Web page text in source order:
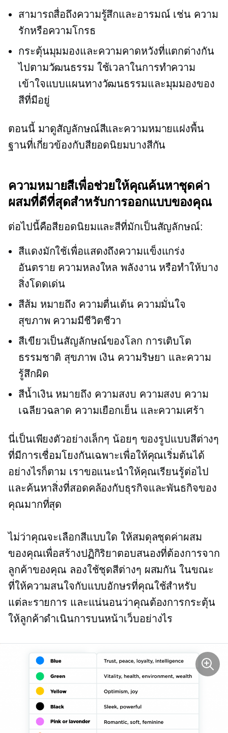
สามารถสื่อถึงความรู้สึกและอารมณ์ เช่น ความ
รักหรือความโกรธ
กระตุ้นมุมมองและความคาดหวังที่แตกต่างกัน
ไปตามวัฒนธรรม ใช้เวลาในการทำความ
เข้าใจแบบแผนทางวัฒนธรรมและมุมมองของ
สีที่มีอยู่
ตอนนี้ มาดูสัญลักษณ์สีและความหมายแฝงพื้น
ฐานที่เกี่ยวข้องกับสียอดนิยมบางสีกัน
ความหมายสีเพื่อช่วยให้คุณค้นหาชุดค่า
ผสมที่ดีที่สุดสำหรับการออกแบบของคุณ
ต่อไปนี้คือสียอดนิยมและสีที่มักเป็นสัญลักษณ์:
สีแดงมักใช้เพื่อแสดงถึงความแข็งแกร่ง
อันตราย ความหลงใหล พลังงาน หรือทำให้บาง
สิ่งโดดเด่น
สีส้ม หมายถึง ความตื่นเต้น ความมั่นใจ
สุขภาพ ความมีชีวิตชีวา
สีเขียวเป็นสัญลักษณ์ของโลก การเติบโต
ธรรมชาติ สุขภาพ เงิน ความริษยา และความ
รู้สึกผิด
สีน้ำเงิน หมายถึง ความสงบ ความสงบ ความ
เฉลียวฉลาด ความเยือกเย็น และความเศร้า
นี่เป็นเพียงตัวอย่างเล็กๆ น้อยๆ ของรูปแบบสีต่างๆ
ที่มีการเชื่อมโยงกันเฉพาะเพื่อให้คุณเริ่มต้นได้
อย่างไรก็ตาม เราขอแนะนำให้คุณเรียนรู้ต่อไป
และค้นหาสิ่งที่สอดคล้องกับธุรกิจและพันธกิจของ
คุณมากที่สุด
ไม่ว่าคุณจะเลือกสีแบบใด ให้สมดุลชุดค่าผสม
ของคุณเพื่อสร้างปฏิกิริยาตอบสนองที่ต้องการจาก
ลูกค้าของคุณ ลองใช้ชุดสีต่างๆ ผสมกัน ในขณะ
ที่ให้ความสนใจกับแบบอักษรที่คุณใช้สำหรับ
แต่ละรายการ และแน่นอนว่าคุณต้องการกระตุ้น
ให้ลูกค้าดำเนินการบนหน้าเว็บอย่างไร